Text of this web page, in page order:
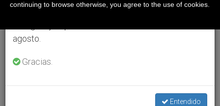
agosto.
Gracias.
Entendido
continuing to browse otherwise, you agree to the use of cookies.